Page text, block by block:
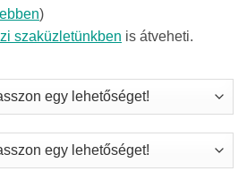
)
szaküzletünkben is átveheti.